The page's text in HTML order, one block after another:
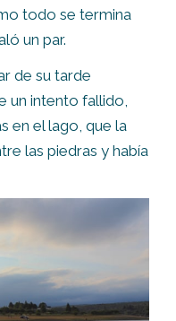
todo se termina
un par.
de su tarde
un intento fallido,
en el lago, que la
las piedras y había